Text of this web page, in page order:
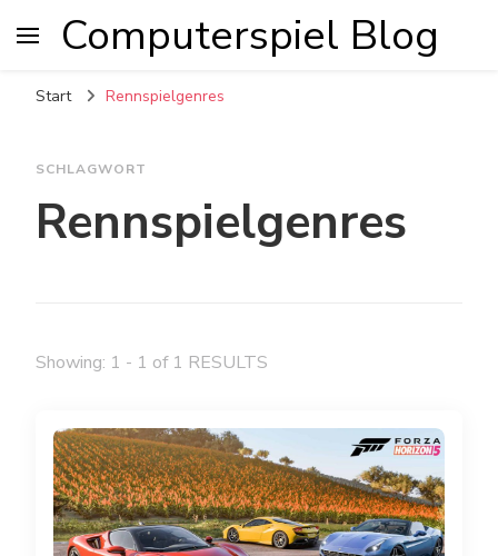
Computerspiel Blog
Start Rennspielgenres
SCHLAGWORT
Rennspielgenres
Showing: 1 - 1 of 1 RESULTS